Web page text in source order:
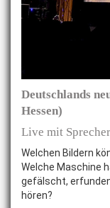
Deutschlands
Hessen)
Live mit
Welchen Bildern
Welche Maschine
gefälscht,
hören?